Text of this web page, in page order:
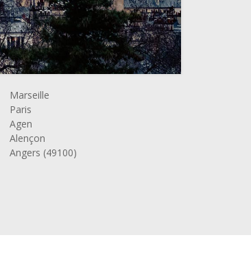
Marseille
Paris
Agen
Alençon
Angers (49100)